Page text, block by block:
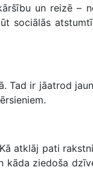
un reizē –
sociālās
Tad ir jāatrod
atklāj pati
ziedoša